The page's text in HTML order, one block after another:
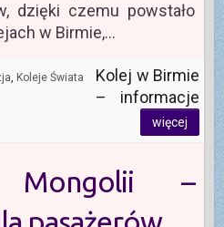
dzięki czemu powstało
w Birmie,…
, Koleje Świata
Kolej w Birmie
– informacje
więcej
–